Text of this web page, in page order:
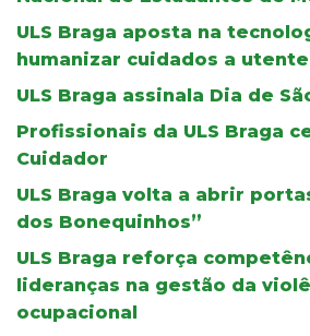
ULS Braga aposta na
humanizar cuidados a
ULS Braga assinala Dia de
Profissionais da ULS Braga
Cuidador
ULS Braga volta a abrir
dos Bonequinhos”
ULS Braga reforça
lideranças na gestão da
ocupacional